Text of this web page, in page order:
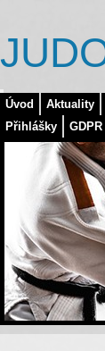
Úvod Aktuality
Přihlášky
GDPR